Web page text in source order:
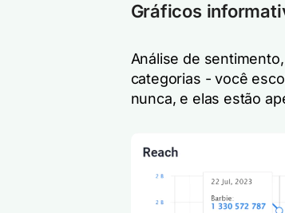
Gráficos
Análise de
categorias - você
nunca, e elas estão